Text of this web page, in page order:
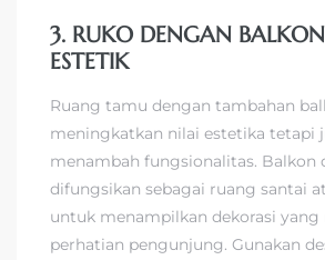
3. RUKO DENGAN
ESTETIK
Ruang tamu dengan tambahan
meningkatkan nilai estetika tetapi
menambah fungsionalitas. Balkon
difungsikan sebagai ruang santai
untuk menampilkan dekorasi yang
perhatian pengunjung. Gunakan